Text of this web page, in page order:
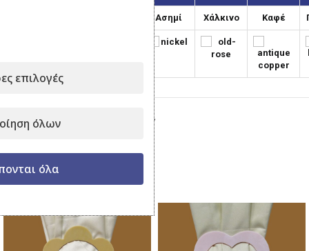
Ασημί Χάλκινο Καφέ
Κατηγορία: Αμπράζ Πλέξιγκλας
Σχετικά προϊόντα
επιλογές
όλων
όλα